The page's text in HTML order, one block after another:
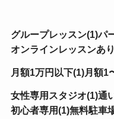
グループレッスン(1)パ
オンラインレッスンあ
月額1万円以下(1)月額1
女性専用スタジオ(1)通
初心者専用(1)無料駐車